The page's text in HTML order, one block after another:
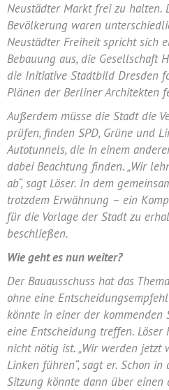
Neustädter Markt frei zu halten.
Bevölkerung waren
Neustädter Freiheit spricht sich
Bebauung aus, die Gesellschaft
die Initiative Stadtbild Dresden
Plänen der Berliner Architekten
Außerdem müsse die Stadt die
prüfen, finden SPD, Grüne und
Autotunnels, die in einem
dabei Beachtung finden. „Wir
ab“, sagt Löser. In dem
trotzdem Erwähnung – ein
für die Vorlage der Stadt zu
beschließen.
Wie geht es nun weiter?
Der Bauausschuss hat das
ohne eine
könnte in einer der kommenden
eine Entscheidung treffen.
nicht nötig ist. „Wir werden jetzt
Linken führen“, sagt er. Schon in
Sitzung könnte dann über einen